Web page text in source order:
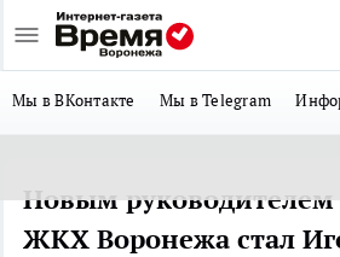
Мы в ВКонтакте Мы в Telegram
Новым руководителем
ЖКХ Воронежа стал